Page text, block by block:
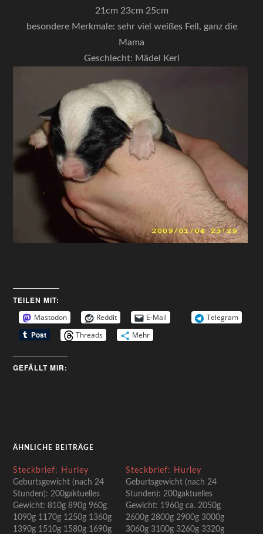
21cm 23cm 25cm
besondere Merkmale: sehr viel weißes Fell, ganz die
Mama
Geschlecht: Mädel Kerl
TEILEN MIT:
Mastodon Reddit E-Mail
Telegram
Threads
Mehr
GEFÄLLT MIR:
ÄHNLICHE BEITRÄGE
Steckbrief: Hurley
Geburtsgewicht (nach 24
Stunden): 200gaktuelles
Gewicht: 810g 890g 960g
1090g 1170g 1250g 1360g
1390g 1510g 1580g 1690g
Steckbrief: Hurley
Geburtsgewicht (nach 24
Stunden): 200gaktuelles
Gewicht: 1960g ca. 2050g
2600g 2800g 2900g 3000g
3060g 3100g 3260g 3320g